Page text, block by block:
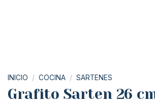
INICIO / COCINA / SARTENES
Grafito Sarten 26